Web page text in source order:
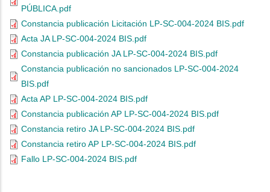
PÚBLICA.pdf
Constancia publicación Licitación LP-SC-004-2024 BIS.pdf
Acta JA LP-SC-004-2024 BIS.pdf
Constancia publicación JA LP-SC-004-2024 BIS.pdf
Constancia publicación no sancionados LP-SC-004-2024
BIS.pdf
Acta AP LP-SC-004-2024 BIS.pdf
Constancia publicación AP LP-SC-004-2024 BIS.pdf
Constancia retiro JA LP-SC-004-2024 BIS.pdf
Constancia retiro AP LP-SC-004-2024 BIS.pdf
Fallo LP-SC-004-2024 BIS.pdf